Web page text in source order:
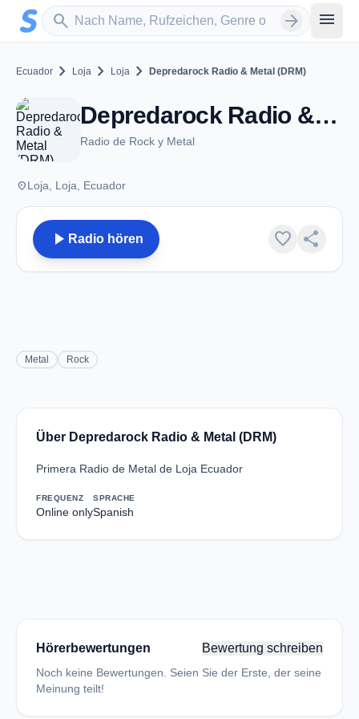
Zum Hauptinhalt springen
search
Sender suchen arrow_forward menu
Ecuador chevron_right Loja chevron_right Loja chevron_right Depredarock Radio & Metal (DRM)
Depredarock Radio & Metal (DRM) - Loja
Radio de Rock y Metal
placeLoja, Loja, Ecuador
play_arrow Radio hören favorite share
Metal Rock
Über Depredarock Radio & Metal (DRM)
Primera Radio de Metal de Loja Ecuador
FREQUENZ
Online only
SPRACHE
Spanish
Hörerbewertungen Bewertung schreiben
Noch keine Bewertungen. Seien Sie der Erste, der seine
Meinung teilt!